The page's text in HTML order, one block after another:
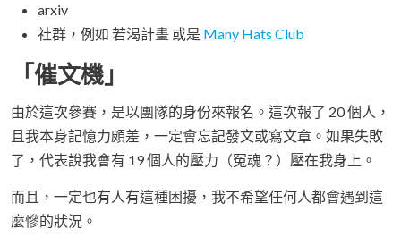
arxiv
社群，例如 若渴計畫 或是 Many Hats Club
「催文機」
由於這次參賽，是以團隊的身份來報名。這次報了 20 個人，
且我本身記憶力頗差，一定會忘記發文或寫文章。如果失敗
了，代表說我會有 19 個人的壓力（冤魂？）壓在我身上。
而且，一定也有人有這種困擾，我不希望任何人都會遇到這
麼慘的狀況。